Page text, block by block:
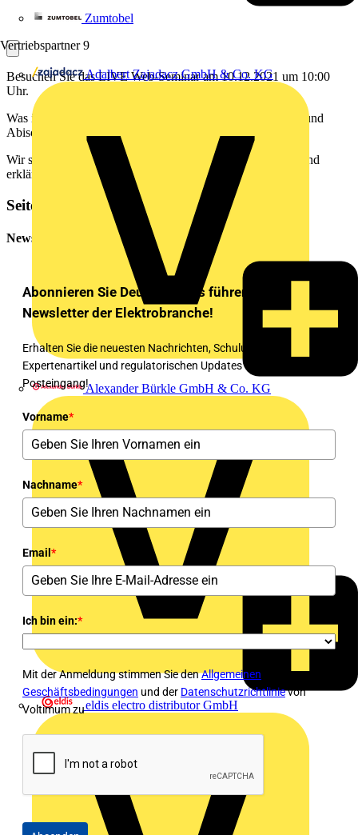
Zumtobel
Vertriebspartner 9
Adalbert Zajadacz GmbH & Co. KG
Alexander Bürkle GmbH & Co. KG
eldis electro distributor GmbH
Besuchen Sie das LIVE Web-Seminar am 10.12.2021 um 10:00
Uhr.
Was ist das sicherste Werkzeug für das Pressen, Schneiden und
Abisolieren?
Wir stellen CIMCO-Produkte der jeweiligen Bereiche vor und
erklären alle Vorteile und Lösungswege.
Seitenleiste
Newsletter
Abonnieren Sie Deutschlands führenden
Newsletter der Elektrobranche!
Erhalten Sie die neuesten Nachrichten, Schulungen,
Expertenartikel und regulatorischen Updates direkt in Ihren
Posteingang!
Vorname*
Nachname*
Email *
Ich bin ein:*
Mit der Anmeldung stimmen Sie denAllgemeinen
Geschäftsbedingungen und der Datenschutzrichtlinievon
Voltimum zu